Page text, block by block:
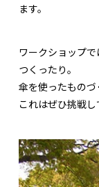
ます。
ワークショップ
つくったり。
傘を使ったものづ
これはぜひ挑戦し